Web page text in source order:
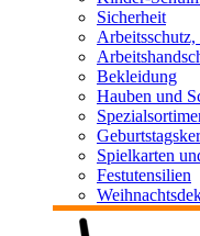
Sicherheit
Bekleidung
Hauben und
Spielkarten
Festutensilien